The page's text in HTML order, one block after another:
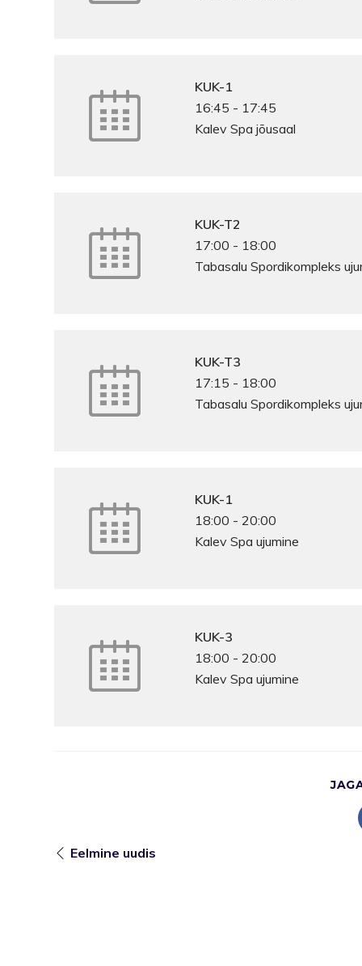
KUK-1
16:45 - 17:45
Kalev Spa jõusaal
KUK-T2
17:00 - 18:00
Tabasalu Spordikompleks
KUK-T3
17:15 - 18:00
Tabasalu Spordikompleks
KUK-1
18:00 -20:00
Kalev Spa ujumine
KUK-3
18:00 -20:00
Kalev Spa ujumine
Eelmine uudis